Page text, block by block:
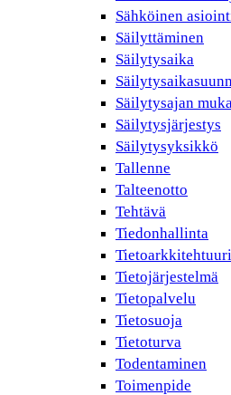
Sähköinen
Säilyttäminen
Säilytysaika
Säilytysajan
Säilytysjärjestys
Säilytysyksikkö
Tallenne
Talteenotto
Tehtävä
Tiedonhallinta
Tietoarkkitehtuuri
Tietojärjestelmä
Tietopalvelu
Tietosuoja
Tietoturva
Todentaminen
Toimenpide